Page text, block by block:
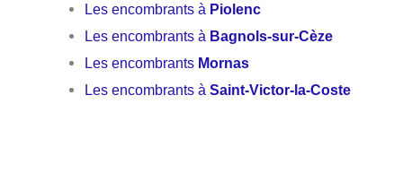
Les encombrants à Piolenc
Les encombrants à Bagnols-sur-Cèze
Les encombrants Mornas
Les encombrants àSaint-Victor-la-Coste